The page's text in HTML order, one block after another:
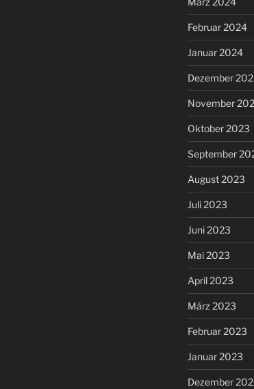
Februar 2024
Januar 2024
Dezember
November
Oktober 2023
September
August 2023
Juli 2023
Juni 2023
Mai 2023
April 2023
März 2023
Februar 2023
Januar 2023
Dezember